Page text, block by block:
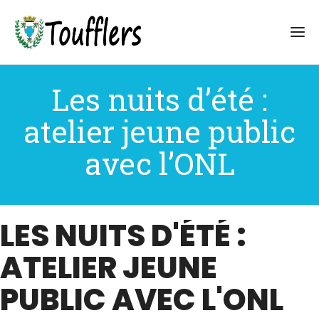
Les nuits d’été :
atelier jeune public
avec l’ONL
LES NUITS D'ÉTÉ :
ATELIER JEUNE
PUBLIC AVEC L'ONL